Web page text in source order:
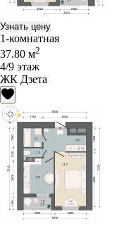
Узнать цену
1-комнатная
37.80 м2
4/9 этаж
ЖК Дзета